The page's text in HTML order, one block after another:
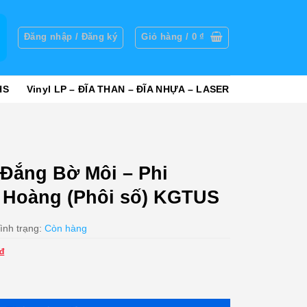
Đăng nhập / Đăng ký Giỏ hàng / 0₫
Vinyl LP – ĐĨA THAN – ĐĨA NHỰA – LASER
Bờ Môi – Phi
(Phôi số) KGTUS
trạng: Còn hàng
Giá
là: